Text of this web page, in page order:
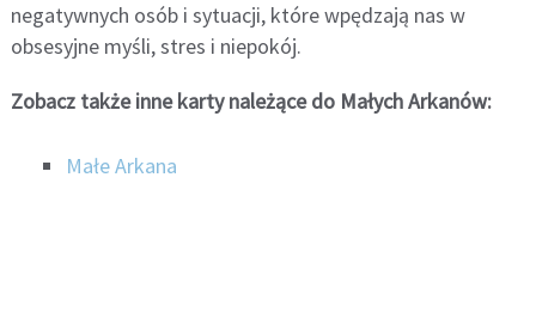
negatywnych osób i sytuacji, które wpędzają nas w
obsesyjne myśli, stres i niepokój.
Zobacz także inne karty należące do Małych Arkanów:
Małe Arkana